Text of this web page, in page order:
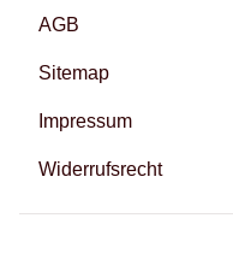
AGB
Sitemap
Impressum
Widerrufsrecht